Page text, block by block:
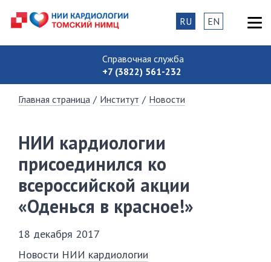
Справочная служба
+7 (3822) 561-232
RU EN
Главная страница / Институт / Новости
НИИ кардиологии
присоединился ко
всероссийской акции
«Оденься в красное!»
18 декабря 2017
Новости НИИ кардиологии